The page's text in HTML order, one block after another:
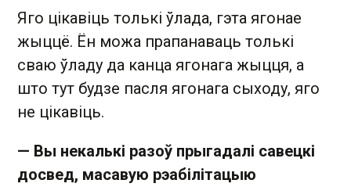
Яго цікавіць толькі ўлада, гэта ягонае
жыццё. Ён можа прапанаваць толькі
сваю ўладу да канца ягонага жыцця, а
што тут будзе пасля ягонага сыходу, яго
не цікавіць.
— Вы некалькі разоў прыгадалі савецкі
досвед, масавую рэабілітацыю